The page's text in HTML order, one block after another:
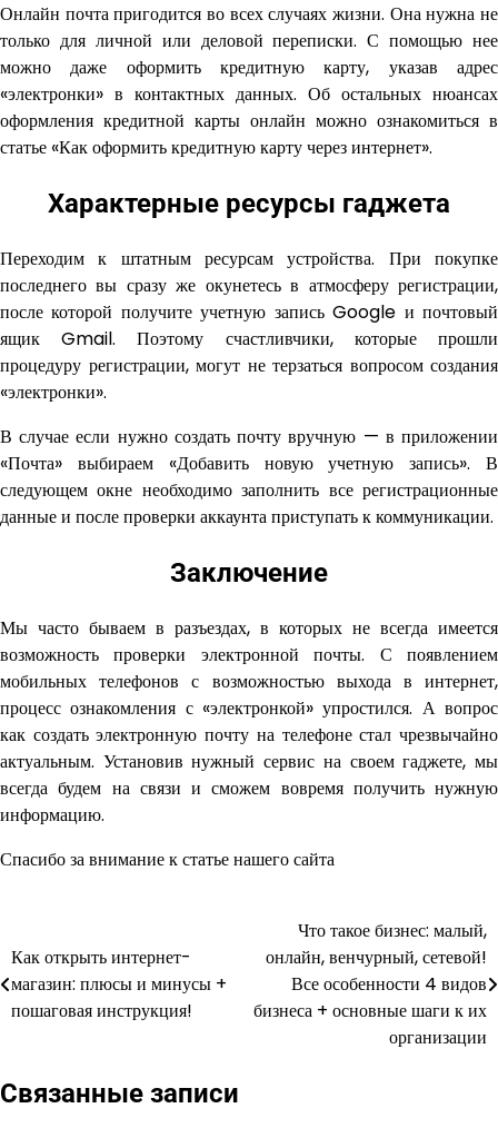
Онлайн почта пригодится во всех случаях жизни. Она нужна не
только для личной или деловой переписки. С помощью нее
можно даже оформить кредитную карту, указав адрес
«электронки» в контактных данных. Об остальных нюансах
оформления кредитной карты онлайн можно ознакомиться в
статье «Как оформить кредитную карту через интернет».
Характерные ресурсы гаджета
Переходим к штатным ресурсам устройства. При покупке
последнего вы сразу же окунетесь в атмосферу регистрации,
после которой получите учетную запись Google и почтовый
ящик Gmail. Поэтому счастливчики, которые прошли
процедуру регистрации, могут не терзаться вопросом создания
«электронки».
В случае если нужно создать почту вручную — в приложении
«Почта» выбираем «Добавить новую учетную запись». В
следующем окне необходимо заполнить все регистрационные
данные и после проверки аккаунта приступать к коммуникации.
Заключение
Мы часто бываем в разъездах, в которых не всегда имеется
возможность проверки электронной почты. С появлением
мобильных телефонов с возможностью выхода в интернет,
процесс ознакомления с «электронкой» упростился. А вопрос
как создать электронную почту на телефоне стал чрезвычайно
актуальным. Установив нужный сервис на своем гаджете, мы
всегда будем на связи и сможем вовремя получить нужную
информацию.
Спасибо за внимание к статье нашего сайта
по
записям
Как открыть интернет-
магазин: плюсы и минусы +
пошаговая инструкция!
Что такое бизнес: малый,
онлайн, венчурный, сетевой!
Все особенности 4 видов
бизнеса + основные шаги к их
организации
Связанные записи